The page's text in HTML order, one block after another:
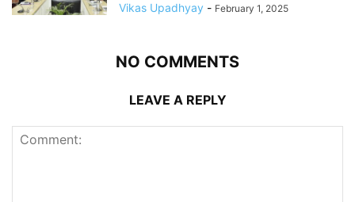
Vikas Upadhyay - February 1, 2025
NO COMMENTS
LEAVE A REPLY